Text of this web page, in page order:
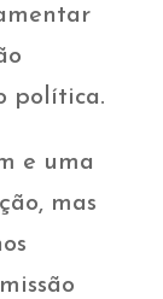
política.
e uma
mas